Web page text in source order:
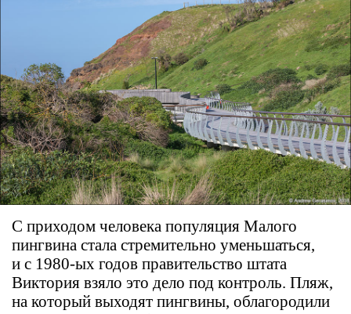
С приходом человека популяция Малого
пингвина стала стремительно уменьшаться,
и с 1980-ых годов правительство штата
Виктория взяло это дело под контроль. Пляж,
на который выходят пингвины, облагородили